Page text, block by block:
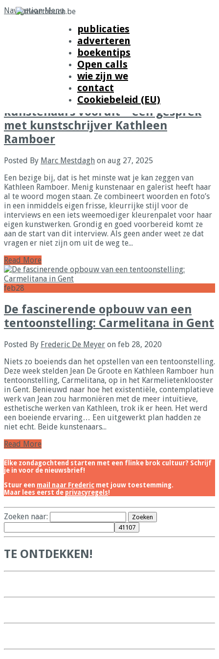
Navigation Menu
publicaties
adverteren
boekentips
Open calls
wie zijn we
contact
Cookiebeleid (EU)
Posts Tagged"kathleen ramboer"
Schrijven over kunst helpt
kunstenaars vooruit – een gesprek
met kunstschrijver Kathleen
Ramboer
Posted By Marc Mestdagh on aug 27, 2025
Een bezige bij, dat is het minste wat je kan zeggen van
Kathleen Ramboer. Menig kunstenaar en galerist heeft haar
al te woord mogen staan. Ze combineert woorden en foto’s
in een inmiddels eigen frisse, kleurrijke stijl voor de
interviews en een iets weemoediger kleurenpalet voor haar
eigen kunstwerken. Grondig en goed voorbereid komt ze
aan de start van dit interview. Als geen ander weet ze dat
vragen er niet zijn om uit de weg te...
Read More
feb28
De fascinerende opbouw van een
tentoonstelling: Carmelitana in Gent
Posted By Frederic De Meyer on feb 28, 2020
Niets zo boeiends dan het opstellen van een tentoonstelling.
Deze week stelden Jean De Groote en Kathleen Ramboer hun
tentoonstelling, Carmelitana, op in het Karmelietenklooster
in Gent. Benieuwd naar hoe het existentiële, contemplatieve
werk van Jean zou harmoniëren met de meer intuïtieve,
esthetische werken van Kathleen, trok ik er heen. Het werd
een boeiende ervaring… Een uitgewerkt plan hadden ze
niet echt. Beide kunstenaars...
Read More
Elke zondagochtend starten met een flinke brok cultuur? Schrijf
je in voor de nieuwsbrief!
Stuur een mail naar Frederic met jouw toestemming.
Maar lees eerst de privacyregels!
Zoeken naar:
TE ONTDEKKEN!